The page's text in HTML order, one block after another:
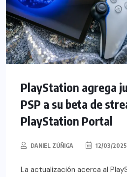
PlayStation agrega
PSP a su beta de
PlayStation Portal
DANIEL ZÚÑIGA 12/03/2025
La actualización acerca al